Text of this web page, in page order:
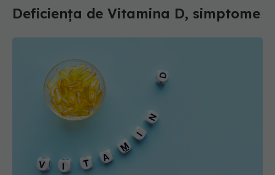
Deficiența de Vitamina D, simptome